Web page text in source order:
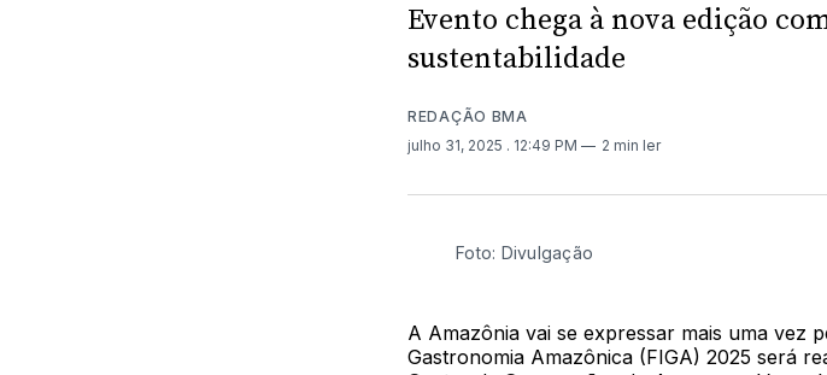
Evento chega à nova edição
sustentabilidade
REDAÇÃO BMA
julho 31, 2025 . 12:49 PM 2 min ler
Foto: Divulgação
A Amazônia vai se expressar mais uma vez
Gastronomia Amazônica (FIGA) 2025 será